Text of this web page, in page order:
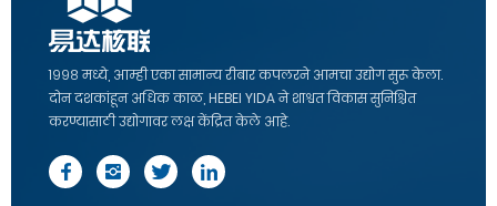
१९९८ मध्ये, आम्ही एका सामान्य रीबार कपलरने आमचा उद्योग सुरू केला.
दोन दशकांहून अधिक काळ, HEBEI YIDA ने शाश्वत विकास सुनिश्चित
करण्यासाठी उद्योगावर लक्ष केंद्रित केले आहे.